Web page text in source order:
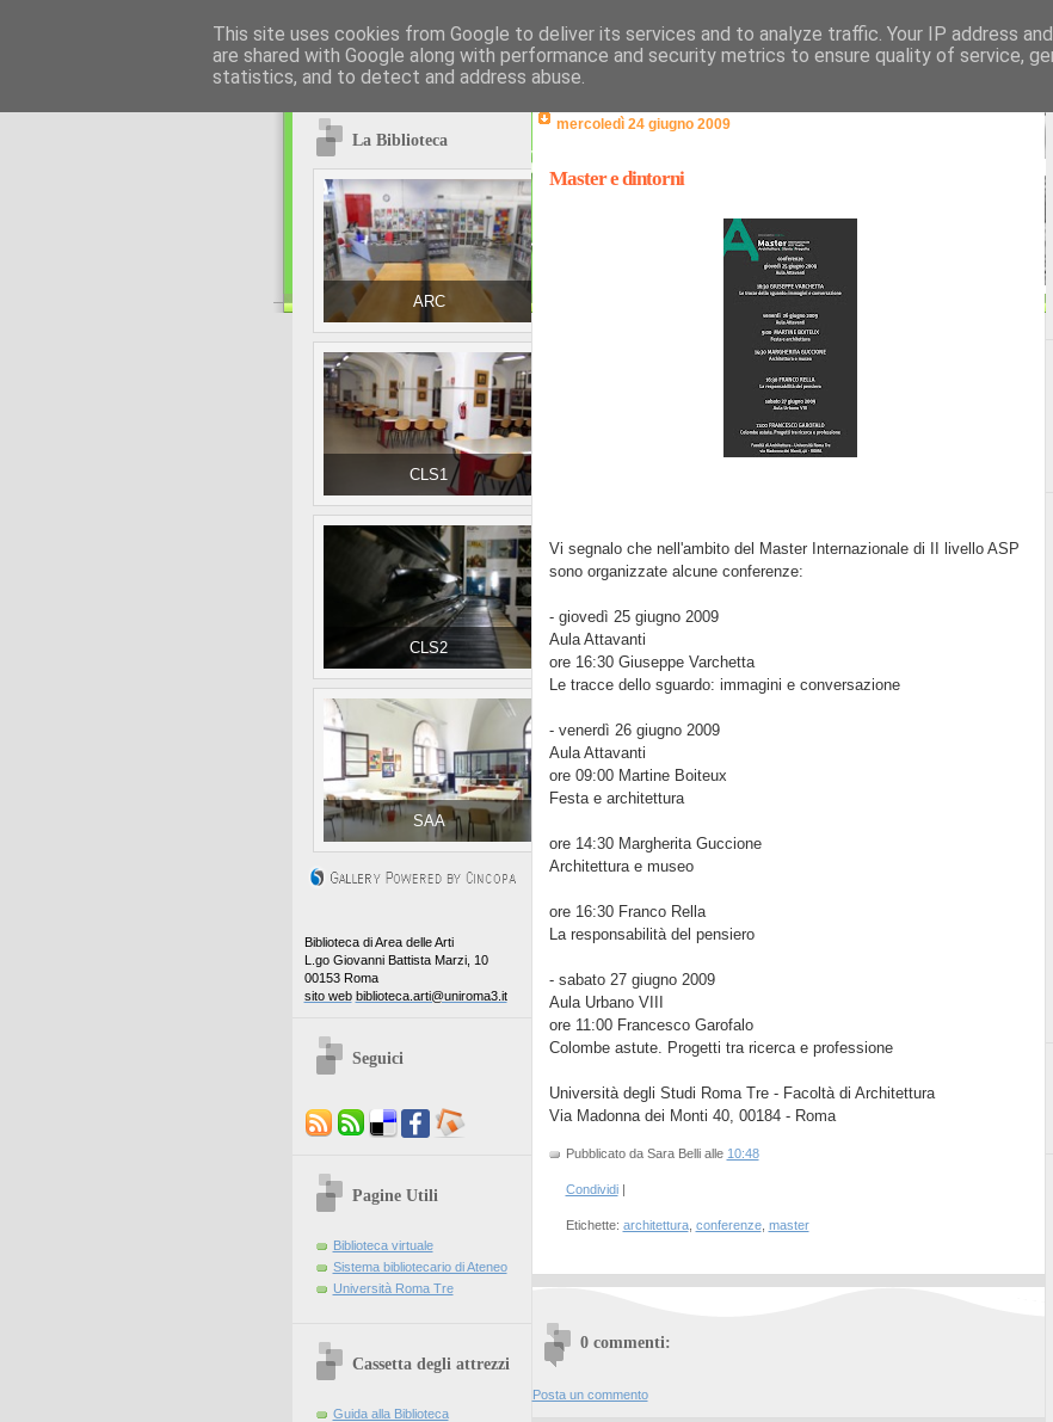
La Biblioteca
ARC
CLS1
CLS2
SAA
Biblioteca di Area delle Arti
L.go Giovanni Battista Marzi, 10
00153 Roma
sito web biblioteca.arti@uniroma3.it
Seguici
Pagine Utili
Biblioteca virtuale
Sistema bibliotecario di Ateneo
Università Roma Tre
Cassetta degli attrezzi
Guida alla Biblioteca
mercoledì 24 giugno 2009
Master e dintorni
Vi segnalo che nell'ambito del Master Internazionale di II livello ASP
sono organizzate alcune conferenze:
- giovedì 25 giugno 2009
Aula Attavanti
ore 16:30 Giuseppe Varchetta
Le tracce dello sguardo: immagini e conversazione
- venerdì 26 giugno 2009
Aula Attavanti
ore 09:00 Martine Boiteux
Festa e architettura
ore 14:30 Margherita Guccione
Architettura e museo
ore 16:30 Franco Rella
La responsabilità del pensiero
- sabato 27 giugno 2009
Aula Urbano VIII
ore 11:00 Francesco Garofalo
Colombe astute. Progetti tra ricerca e professione
Università degli Studi Roma Tre - Facoltà di Architettura
Via Madonna dei Monti 40, 00184 - Roma
Pubblicato da Sara Belli alle 10:48
Condividi |
Etichette: architettura, conferenze, master
0 commenti:
Posta un commento
This site uses cookies from Google to deliver its services and to analyze traffic. Your IP address
are shared with Google along with performance and security metrics to ensure quality of service,
statistics, and to detect and address abuse.